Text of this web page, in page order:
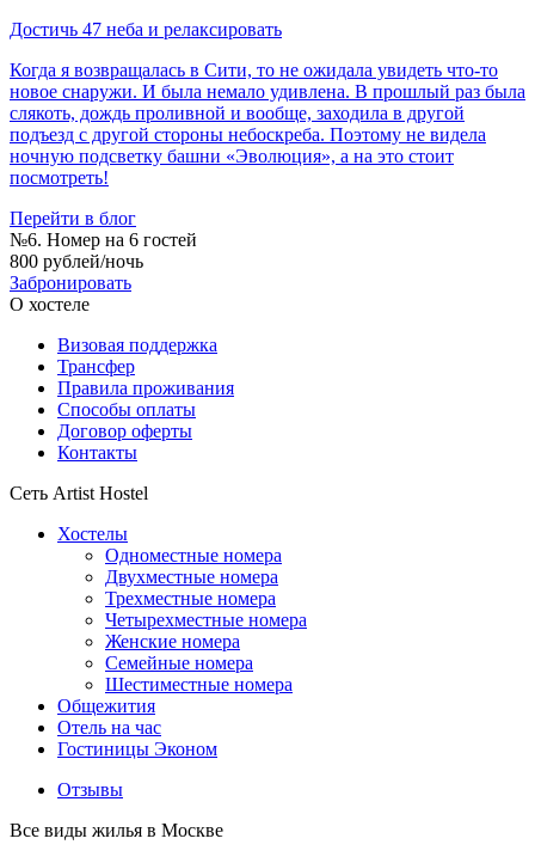
Достичь 47 неба и релаксировать
Когда я возвращалась в Сити, то не ожидала увидеть что-то
новое снаружи. И была немало удивлена. В прошлый раз была
слякоть, дождь проливной и вообще, заходила в другой
подъезд с другой стороны небоскреба. Поэтому не видела
ночную подсветку башни «Эволюция», а на это стоит
посмотреть!
Перейти в блог
№6. Номер на 6 гостей
800 рублей/ночь
Забронировать
О хостеле
Визовая поддержка
Трансфер
Правила проживания
Способы оплаты
Договор оферты
Контакты
Сеть Artist Hostel
Хостелы
Одноместные номера
Двухместные номера
Трехместные номера
Четырехместные номера
Женские номера
Семейные номера
Шестиместные номера
Общежития
Отель на час
Гостиницы Эконом
Отзывы
Все виды жилья в Москве